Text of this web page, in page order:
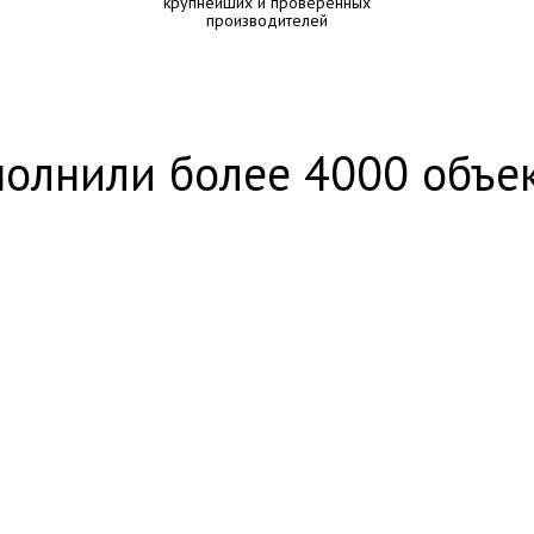
производителей
более 4000